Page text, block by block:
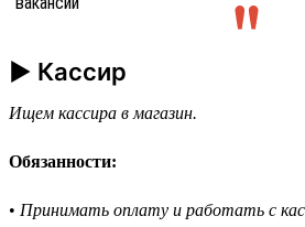
► Кассир
Ищем кассира в магазин.
Обязанности:
• Принимать оплату и работать с